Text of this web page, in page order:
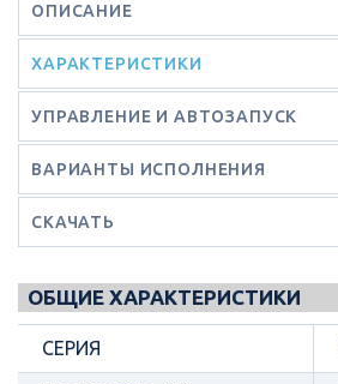
ОПИСАНИЕ
ХАРАКТЕРИСТИКИ
УПРАВЛЕНИЕ И АВТОЗАПУСК
ВАРИАНТЫ ИСПОЛНЕНИЯ
СКАЧАТЬ
ОБЩИЕ ХАРАКТЕРИСТИКИ
СЕРИЯ